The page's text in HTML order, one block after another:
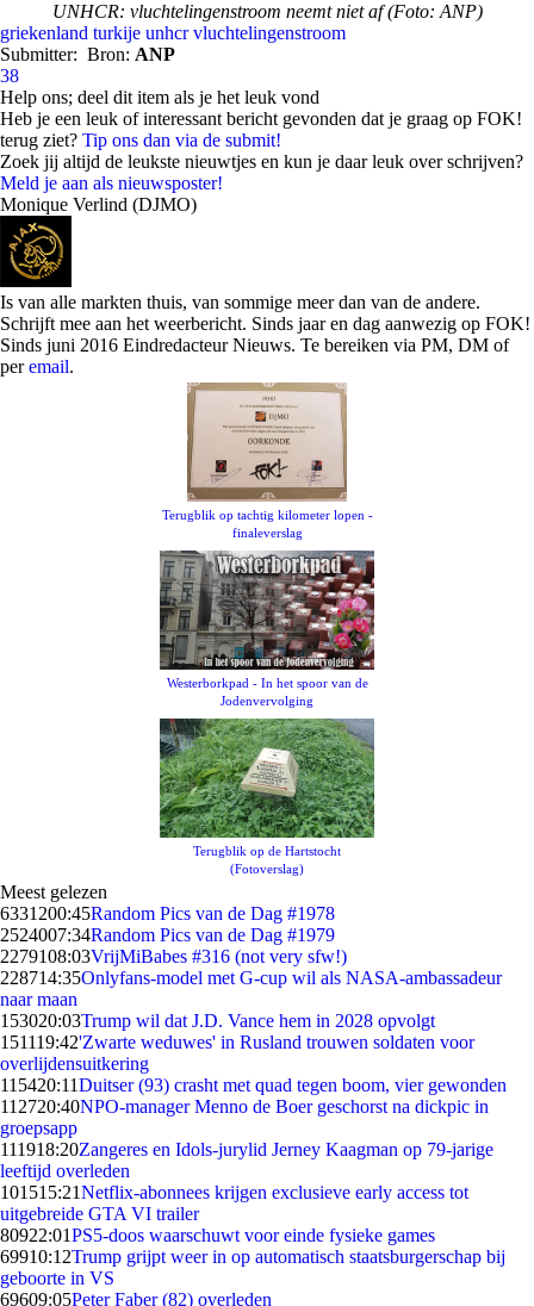
UNHCR: vluchtelingenstroom neemt niet af (Foto: ANP)
griekenland turkije unhcr vluchtelingenstroom
Submitter: Bron: ANP
38
Help ons; deel dit item als je het leuk vond
Heb je een leuk of interessant bericht gevonden dat je graag op FOK!
terug ziet? Tip ons dan via de submit!
Zoek jij altijd de leukste nieuwtjes en kun je daar leuk over schrijven?
Meld je aan als nieuwsposter!
Monique Verlind (DJMO)
Is van alle markten thuis, van sommige meer dan van de andere.
Schrijft mee aan het weerbericht. Sinds jaar en dag aanwezig op FOK!
Sinds juni 2016 Eindredacteur Nieuws. Te bereiken via PM, DM of
peremail.
Terugblik op tachtig kilometer lopen -
finaleverslag
Westerborkpad - In het spoor van de
Jodenvervolging
Terugblik op de Hartstocht
(Fotoverslag)
Meest gelezen
6331200:45Random Pics van de Dag #1978
2524007:34Random Pics van de Dag #1979
2279108:03VrijMiBabes #316 (not very sfw!)
228714:35Onlyfans-model met G-cup wil als NASA-ambassadeur
naar maan
153020:03Trump wil dat J.D. Vance hem in 2028 opvolgt
151119:42'Zwarte weduwes' in Rusland trouwen soldaten voor
overlijdensuitkering
115420:11Duitser (93) crasht met quad tegen boom, vier gewonden
112720:40NPO-manager Menno de Boer geschorst na dickpic in
groepsapp
111918:20Zangeres en Idols-jurylid Jerney Kaagman op 79-jarige
leeftijd overleden
101515:21Netflix-abonnees krijgen exclusieve early access tot
uitgebreide GTA VI trailer
80922:01PS5-doos waarschuwt voor einde fysieke games
69910:12Trump grijpt weer in op automatisch staatsburgerschap bij
geboorte in VS
69609:05Peter Faber (82) overleden